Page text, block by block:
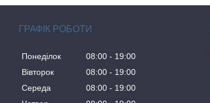
ГРАФІК РОБОТИ
Понеділок 08:00
19:00
Вівторок
08:00
19:00
Середа
08:00
19:00